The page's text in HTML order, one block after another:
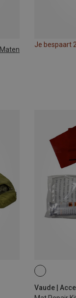
Maten
Je bespaart
ONE SIZE